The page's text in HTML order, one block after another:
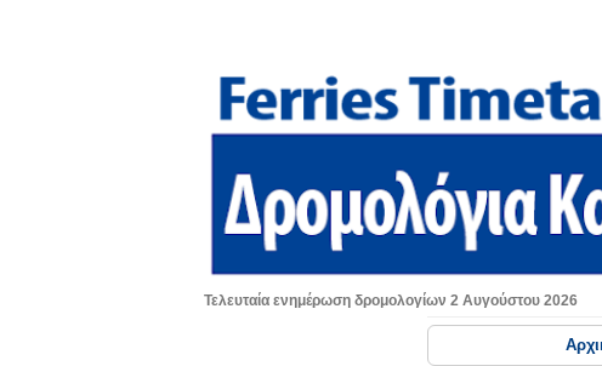
Τελευταία ενημέρωση δρομολογίων 2 Αυγούστου 2026